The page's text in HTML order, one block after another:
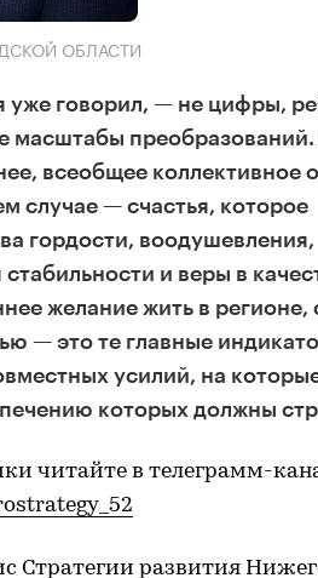
ОБЛАСТИ
уже говорил, — не цифры,
масштабы
всеобщее коллективное
случае — счастья, которое
гордости, воодушевления,
и веры в
желание жить в регионе,
— это те главные
усилий, на
которых должны
читайте в телеграмм-
Стратегии развития